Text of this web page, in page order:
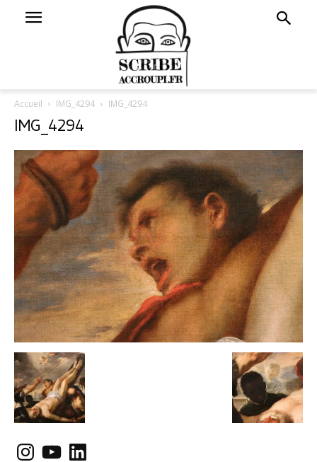
Accueil IMG_4294 IMG_4294
IMG_4294
Instagram
YouTubeLinkedIn